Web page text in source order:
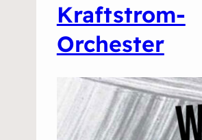
Kraftstrom-
Orchester